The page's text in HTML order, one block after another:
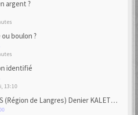
argent ?
boulon ?
identifié
13:10
de Langres) Denier KALETEDOY à la rouelle